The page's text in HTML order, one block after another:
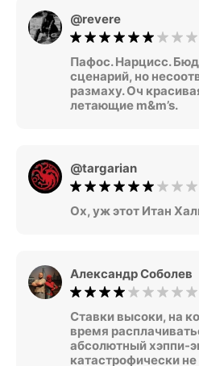
@revere
Пафос. Нарцисс.
сценарий, но
размаху. Оч
летающие m&m’s.
@targarian
Ох, уж этот Итан
Александр Соболев
Ставки высоки, на
время
абсолютный хэппи-
катастрофически